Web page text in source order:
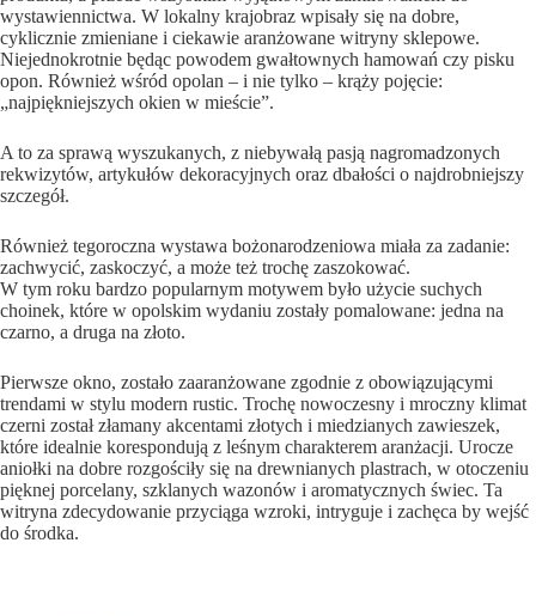
wystawiennictwa. W lokalny krajobraz wpisały się na dobre,
cyklicznie zmieniane i ciekawie aranżowane witryny sklepowe.
Niejednokrotnie będąc powodem gwałtownych hamowań czy pisku
opon. Również wśród opolan – i nie tylko – krąży pojęcie:
„najpiękniejszych okien w mieście”.
A to za sprawą wyszukanych, z niebywałą pasją nagromadzonych
rekwizytów, artykułów dekoracyjnych oraz dbałości o najdrobniejszy
szczegół.
Również tegoroczna wystawa bożonarodzeniowa miała za zadanie:
zachwycić, zaskoczyć, a może też trochę zaszokować.
W tym roku bardzo popularnym motywem było użycie suchych
choinek, które w opolskim wydaniu zostały pomalowane: jedna na
czarno, a druga na złoto.
Pierwsze okno, zostało zaaranżowane zgodnie z obowiązującymi
trendami w stylu modern rustic. Trochę nowoczesny i mroczny klimat
czerni został złamany akcentami złotych i miedzianych zawieszek,
które idealnie korespondują z leśnym charakterem aranżacji. Urocze
aniołki na dobre rozgościły się na drewnianych plastrach, w otoczeniu
pięknej porcelany, szklanych wazonów i aromatycznych świec. Ta
witryna zdecydowanie przyciąga wzroki, intryguje i zachęca by wejść
do środka.